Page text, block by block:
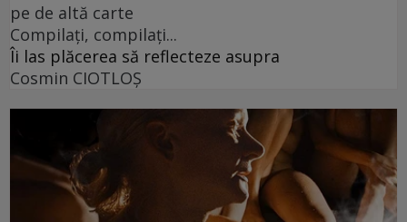
pe de altă carte
Compilați, compilați...
Îi las plăcerea să reflecteze asupra
Cosmin CIOTLOŞ